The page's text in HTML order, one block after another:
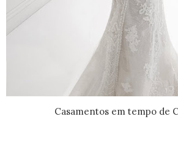
Casamentos em tempo de